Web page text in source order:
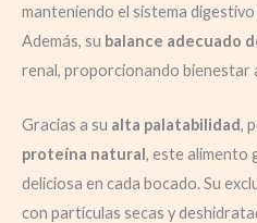
manteniendo el sistema
Además, su balance adecuado
renal, proporcionando bienestar
Gracias a su alta palatabilidad,
proteína natural, este alimento
deliciosa en cada bocado. Su
con partículas secas y